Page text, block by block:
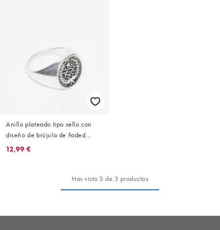
Anillo plateado tipo sello con
diseño de brújula de Faded
Future
12,99 €
Has visto 3 de 3 productos